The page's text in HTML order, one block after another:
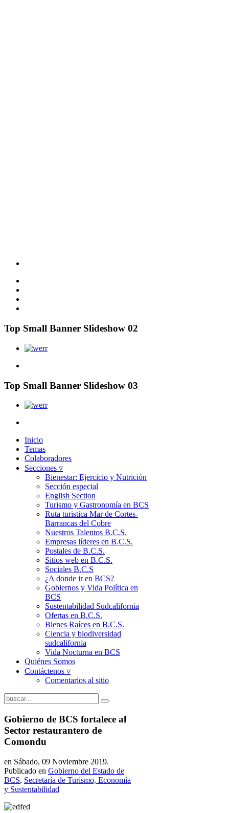
Top Small Banner Slideshow 02
Top Small Banner Slideshow 03
Inicio
Temas
Colaboradores
Secciones ▿
Bienestar: Ejercicio y Nutrición
Sección especial
English Section
Turismo y Gastronomía en BCS
Ruta turistica Mar de Cortes-
Barrancas del Cobre
Nuestros Talentos B.C.S.
Empresas líderes en B.C.S.
Postales de B.C.S.
Sitios web en B.C.S.
Sociales B.C.S
¿A donde ir en BCS?
Gobiernos y Vida Política en
BCS
Sustentabilidad Sudcalifornia
Ofertas en B.C.S.
Bienes Raíces en B.C.S.
Ciencia y biodiversidad
sudcalifornia
Vida Nocturna en BCS
Quiénes Somos
Contáctenos ▿
Comentarios al sitio
Gobierno de BCS fortalece al
Sector restaurantero de
Comondu
en Sábado, 09 Noviembre 2019.
Publicado en Gobierno del Estado de
BCS, Secretaría de Turismo, Economía
y Sustentabilidad